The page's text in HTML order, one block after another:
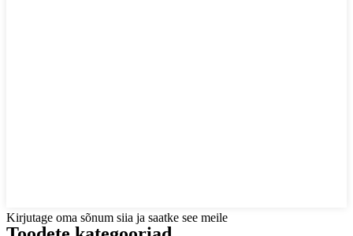
Kirjutage oma sõnum siia ja saatke see meile